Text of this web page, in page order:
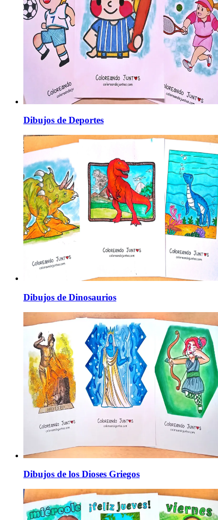
Dibujos de Deportes
Dibujos de Dinosaurios
Dibujos de los Dioses Griegos